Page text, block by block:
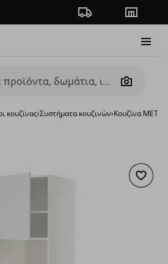
Πορεία παραγγελίας
Camera
κουζίνας›Συστήματα κουζινών›Κουζίνα